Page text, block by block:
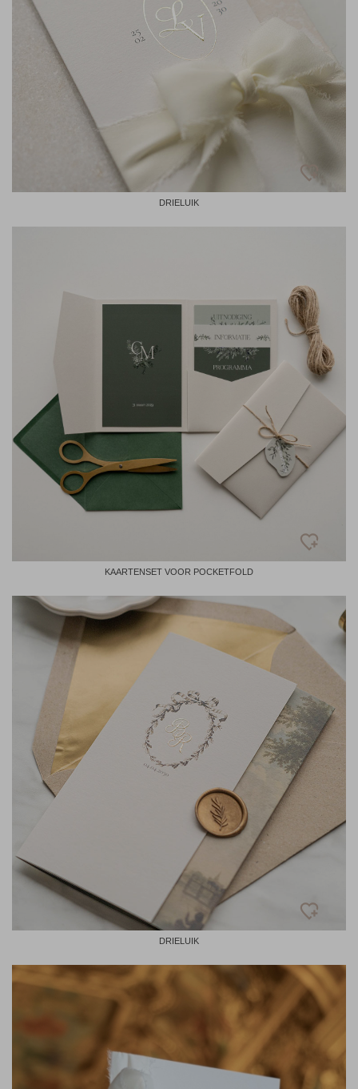
DRIELUIK
KAARTENSET VOOR POCKETFOLD
DRIELUIK